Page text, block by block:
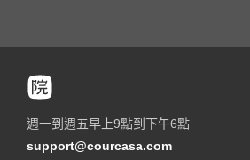
週一到週五早上9點到下午6點
support@courcasa.com